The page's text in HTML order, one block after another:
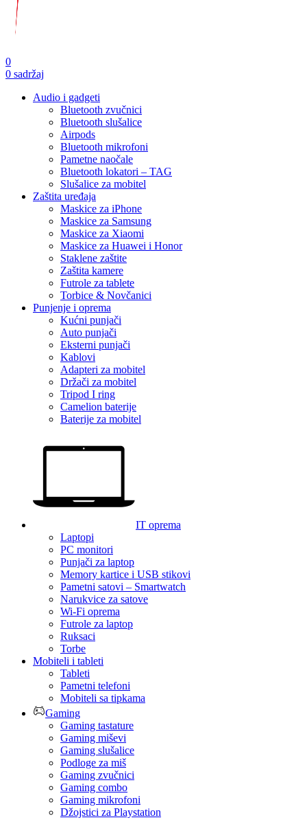
0
0 sadržaj
Audio i gadgeti
Bluetooth zvučnici
Bluetooth slušalice
Airpods
Bluetooth mikrofoni
Pametne naočale
Bluetooth lokatori – TAG
Slušalice za mobitel
Zaštita uređaja
Maskice za iPhone
Maskice za Samsung
Maskice za Xiaomi
Maskice za Huawei i Honor
Staklene zaštite
Zaštita kamere
Futrole za tablete
Torbice & Novčanici
Punjenje i oprema
Kućni punjači
Auto punjači
Eksterni punjači
Kablovi
Adapteri za mobitel
Držači za mobitel
Tripod I ring
Camelion baterije
Baterije za mobitel
IT oprema
Laptopi
PC monitori
Punjači za laptop
Memory kartice i USB stikovi
Pametni satovi – Smartwatch
Narukvice za satove
Wi-Fi oprema
Futrole za laptop
Ruksaci
Torbe
Mobiteli i tableti
Tableti
Pametni telefoni
Mobiteli sa tipkama
Gaming
Gaming tastature
Gaming miševi
Gaming slušalice
Podloge za miš
Gaming zvučnici
Gaming combo
Gaming mikrofoni
Džojstici za Playstation